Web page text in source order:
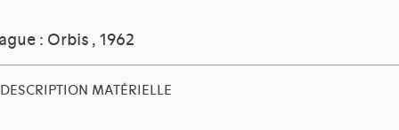
: Orbis , 1962
DESCRIPTION MATÉRIELLE